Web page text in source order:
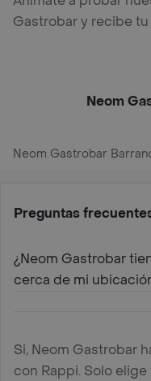
Gastrobar y recibe
Neom
Neom Gastrobar
Preguntas
¿Neom Gastrobar
cerca de mi
Si, Neom Gastrobar
con Rappi. Solo